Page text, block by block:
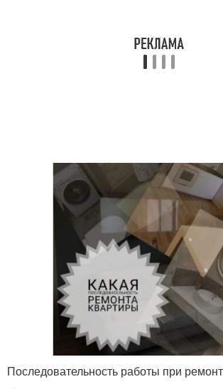
Последовательность работы при